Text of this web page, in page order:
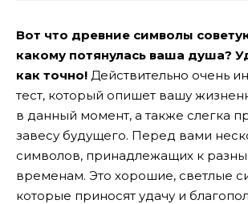
Вот что древние символы
какому потянулась ваша душа?
как точно! Действительно очень
тест, который опишет вашу
в данный момент, а также слегка
завесу будущего. Перед вами
символов, принадлежащих к
временам. Это хорошие, светлые
которые приносят удачу и